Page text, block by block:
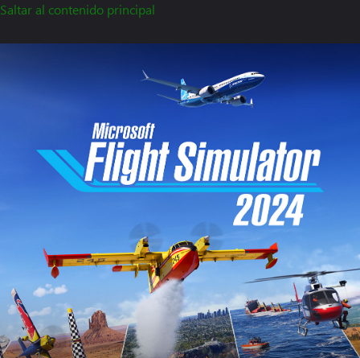
Saltar al contenido principal